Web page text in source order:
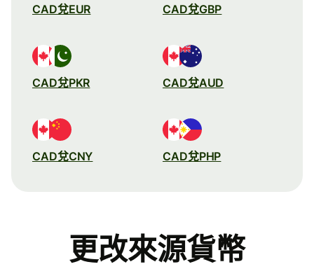
CAD兌EUR CAD兌GBP
CAD兌PKR CAD兌AUD
CAD兌CNY CAD兌PHP
更改來源貨幣